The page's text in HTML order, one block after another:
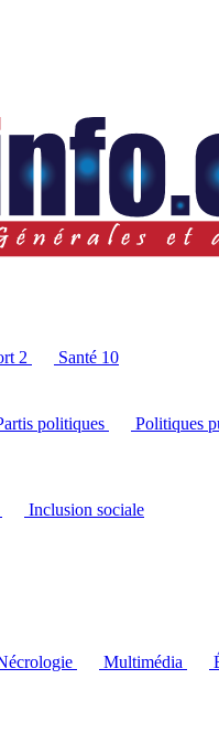
2 Santé 10
politiques
Politiques
Inclusion sociale
Multimédia